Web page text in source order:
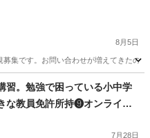
8月5日
集です。お問い合わせが増えてきたの
習。勉強で困っている小中学
な教員免許所持❾オンライン
7月28日